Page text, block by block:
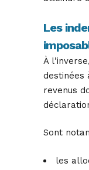
Les
À
destinées
revenus
Sont
les